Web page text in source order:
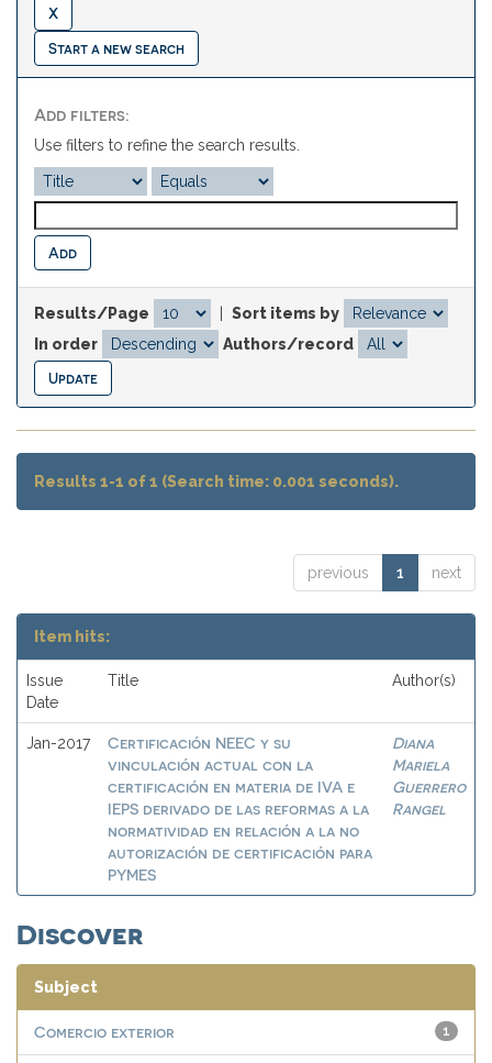
Start a new search
Add filters:
Use filters to refine the search results.
Results/Page
Sort items by
In order
Authors/record
Results 1-1 of 1 (Search time: 0.001 seconds).
previous 1 next
Item hits:
Issue
Date
Title Author(s)
Jan-2017
Certificación NEEC y su
vinculación actual con la
certificación en materia de IVA e
IEPS derivado de las reformas a la
normatividad en relación a la no
autorización de certificación para
PYMES
Diana
Mariela
Guerrero
Rangel
Discover
Subject
1
Comercio exterior